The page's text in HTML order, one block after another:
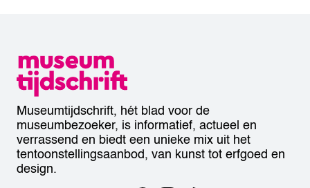
Museumtijdschrift, hét blad voor de
museumbezoeker, is informatief, actueel en
verrassend en biedt een unieke mix uit het
tentoonstellingsaanbod, van kunst tot erfgoed en
design.